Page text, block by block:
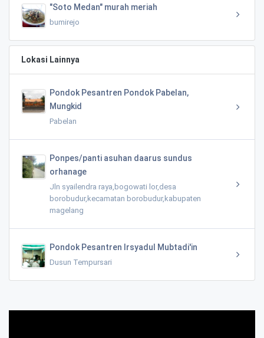
"Soto Medan" murah meriah
bumirejo
Lokasi Lainnya
Pondok Pesantren Pondok Pabelan,
Mungkid
Pabelan
Ponpes/panti asuhan daarus sundus
orhanage
Jln syailendra raya,bogowati lor,desa
borobudur,kecamatan borobudur,kabupaten
magelang
Pondok Pesantren Irsyadul Mubtadi'in
Dusun Tempursari